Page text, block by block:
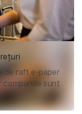
de raft e-paper
campaniile sunt